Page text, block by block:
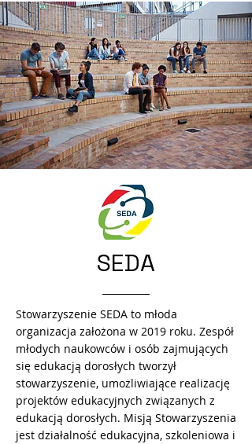
SEDA
Stowarzyszenie SEDA to młoda
organizacja założona w 2019 roku. Zespół
młodych naukowców i osób zajmujących
się edukacją dorosłych tworzył
stowarzyszenie, umożliwiające realizację
projektów edukacyjnych związanych z
edukacją dorosłych. Misją Stowarzyszenia
jest działalność edukacyjna, szkoleniowa i